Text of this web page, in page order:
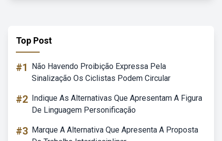
Top Post
#1
Não Havendo Proibição Expressa Pela
Sinalização Os Ciclistas Podem Circular
#2 Indique As Alternativas Que Apresentam A Figura
De Linguagem Personificação
#3 Marque A Alternativa Que Apresenta A Proposta